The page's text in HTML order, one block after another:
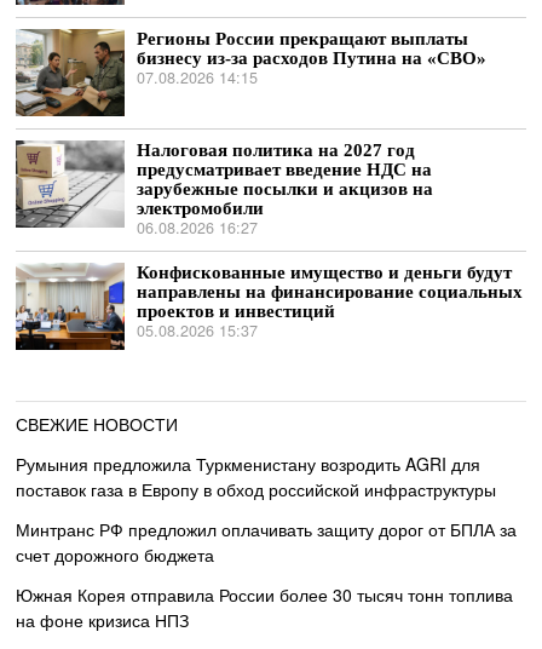
Регионы России прекращают выплаты
бизнесу из-за расходов Путина на «СВО»
07.08.2026 14:15
Налоговая политика на 2027 год
предусматривает введение НДС на
зарубежные посылки и акцизов на
электромобили
06.08.2026 16:27
Конфискованные имущество и деньги будут
направлены на финансирование социальных
проектов и инвестиций
05.08.2026 15:37
СВЕЖИЕ НОВОСТИ
Румыния предложила Туркменистану возродить AGRI для
поставок газа в Европу в обход российской инфраструктуры
Минтранс РФ предложил оплачивать защиту дорог от БПЛА за
счет дорожного бюджета
Южная Корея отправила России более 30 тысяч тонн топлива
на фоне кризиса НПЗ